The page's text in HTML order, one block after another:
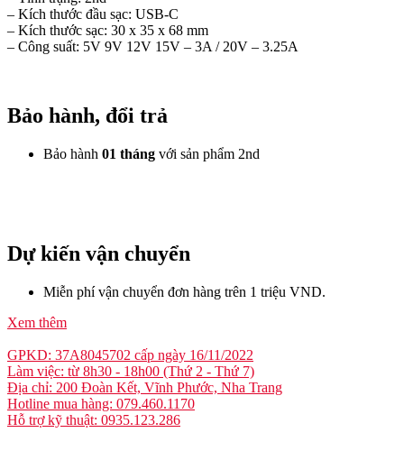
– Kích thước đầu sạc: USB-C
– Kích thước sạc: 30 x 35 x 68 mm
– Công suất: 5V 9V 12V 15V – 3A / 20V – 3.25A
Bảo hành, đổi trả
Bảo hành 01 tháng với sản phẩm 2nd
Dự kiến vận chuyển
Miễn phí vận chuyển đơn hàng trên 1 triệu VND.
Xem thêm
GPKD: 37A8045702 cấp ngày 16/11/2022
Làm việc: từ 8h30 - 18h00 (Thứ 2 - Thứ 7)
Địa chỉ: 200 Đoàn Kết, Vĩnh Phước, Nha Trang
Hotline mua hàng: 079.460.1170
Hỗ trợ kỹ thuật: 0935.123.286